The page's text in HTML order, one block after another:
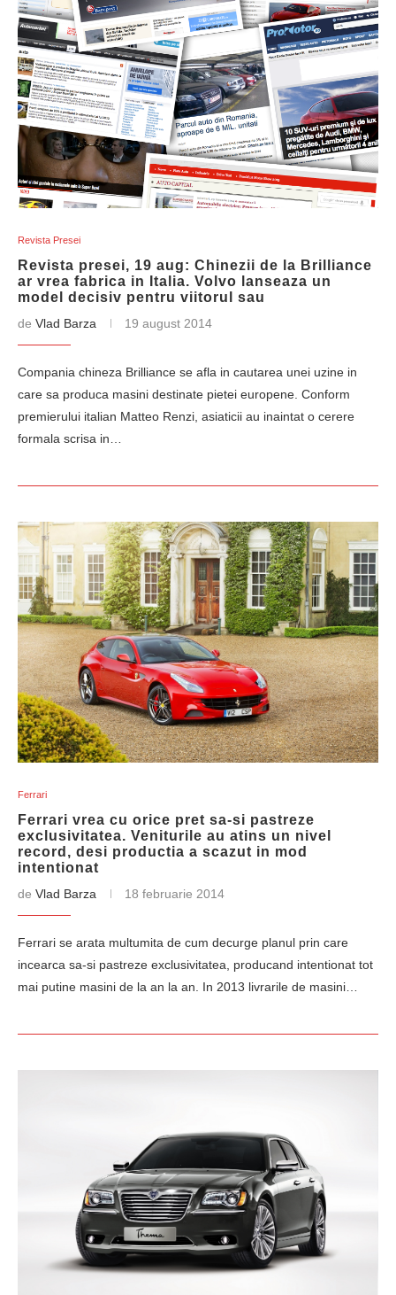
Revista Presei
Revista presei, 19 aug: Chinezii de la Brilliance
ar vrea fabrica in Italia. Volvo lanseaza un
model decisiv pentru viitorul sau
de Vlad Barza 19 august 2014
Compania chineza Brilliance se afla in cautarea unei uzine in
care sa produca masini destinate pietei europene. Conform
premierului italian Matteo Renzi, asiaticii au inaintat o cerere
formala scrisa in…
Ferrari
Ferrari vrea cu orice pret sa-si pastreze
exclusivitatea. Veniturile au atins un nivel
record, desi productia a scazut in mod
intentionat
de Vlad Barza 18 februarie 2014
Ferrari se arata multumita de cum decurge planul prin care
incearca sa-si pastreze exclusivitatea, producand intentionat tot
mai putine masini de la an la an. In 2013 livrarile de masini…